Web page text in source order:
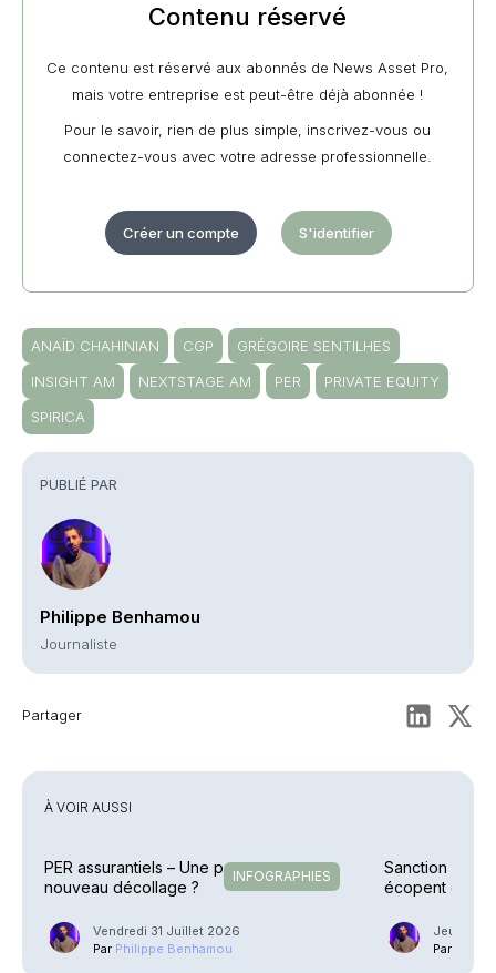
PUBLIÉ PAR
Philippe Benhamou
Journaliste
Partager
Contenu réservé
Ce contenu est réservé aux abonnés de News Asset Pro,
mais votre entreprise est peut-être déjà abonnée !
Pour le savoir, rien de plus simple, inscrivez-vous ou
connectez-vous avec votre adresse professionnelle.
Créer un compte S'identifier
ANAÏD CHAHINIAN CGP
GRÉGOIRE SENTILHES
INSIGHT AM
NEXTSTAGE AM PER
PRIVATE EQUITY
SPIRICA
À VOIR AUSSI
INFOGRAPHIES
PER assurantiels – Une pause avant un
nouveau décollage ?
Vendredi 31 Juillet 2026
Par Philippe Benhamou
Sanction – Un
écopent
Jeudi 23
Par